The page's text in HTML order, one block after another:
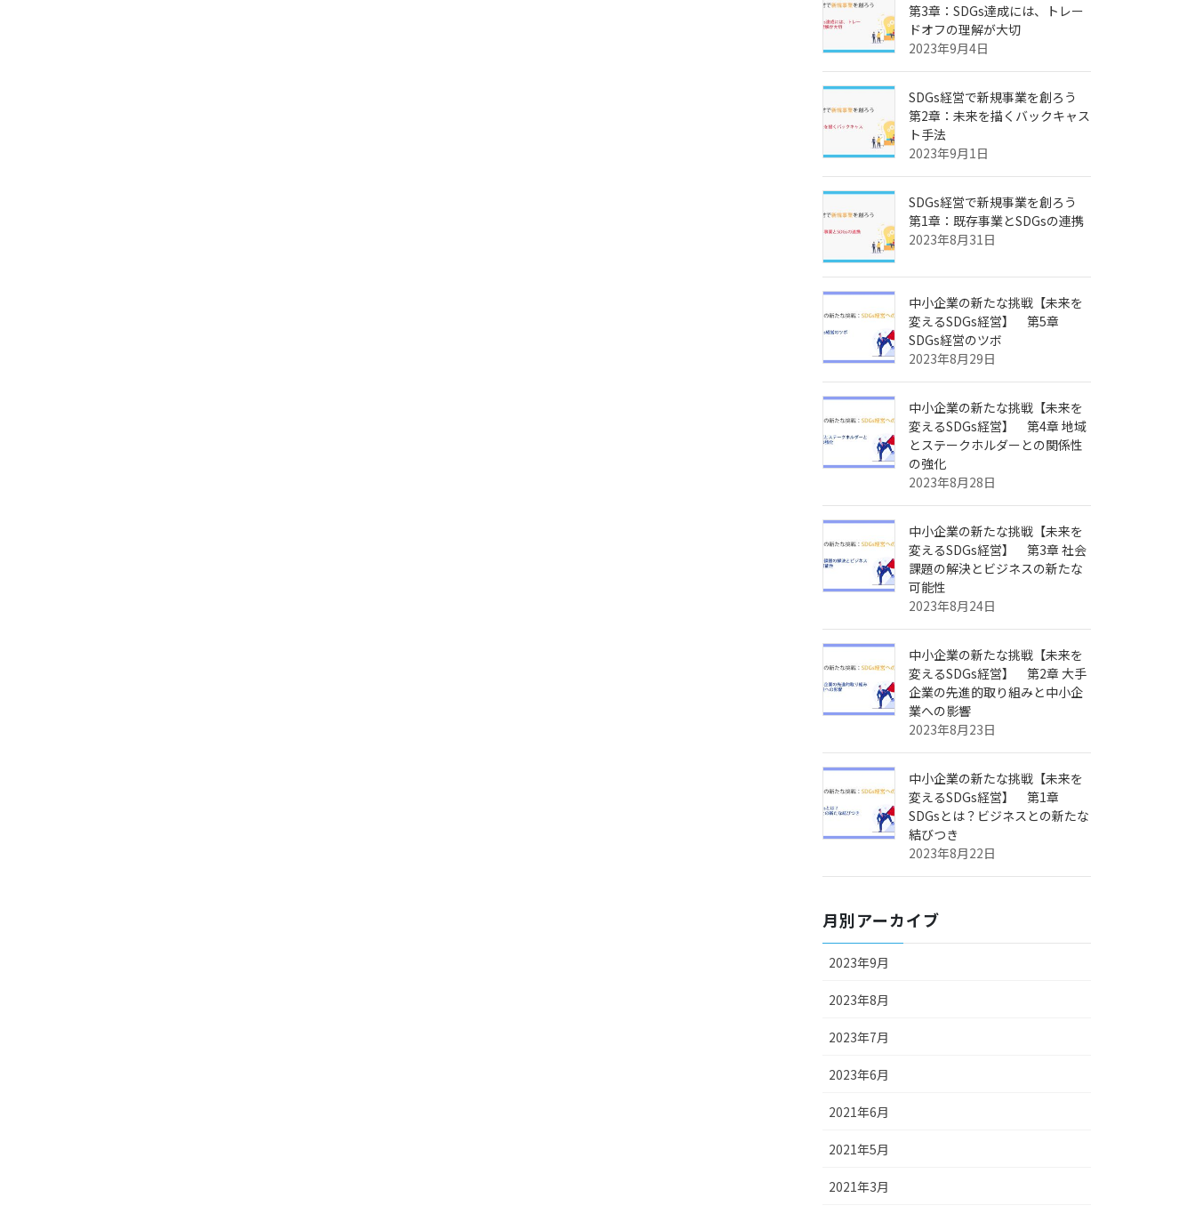
第3章：SDGs達成には、トレー
ドオフの理解が大切
2023年9月4日
SDGs経営で新規事業を創ろう
第2章：未来を描くバックキャス
ト手法
2023年9月1日
SDGs経営で新規事業を創ろう
第1章：既存事業とSDGsの連携
2023年8月31日
中小企業の新たな挑戦【未来を
変えるSDGs経営】 第5章
SDGs経営のツボ
2023年8月29日
中小企業の新たな挑戦【未来を
変えるSDGs経営】 第4章 地域
とステークホルダーとの関係性
の強化
2023年8月28日
中小企業の新たな挑戦【未来を
変えるSDGs経営】 第3章 社会
課題の解決とビジネスの新たな
可能性
2023年8月24日
中小企業の新たな挑戦【未来を
変えるSDGs経営】 第2章 大手
企業の先進的取り組みと中小企
業への影響
2023年8月23日
中小企業の新たな挑戦【未来を
変えるSDGs経営】 第1章
SDGsとは？ビジネスとの新たな
結びつき
2023年8月22日
月別アーカイブ
2023年9月
2023年8月
2023年7月
2023年6月
2021年6月
2021年5月
2021年3月